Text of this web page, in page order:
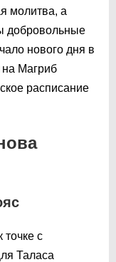
молитва, а
добровольные
нового дня в
на Магриб
расписание
с
Таласа